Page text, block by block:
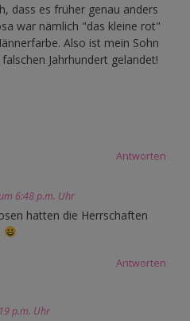
dass es früher genau anders
war nämlich "das kleine rot"
Also ist mein Sohn
Jahrhundert gelandet!
Antworten
6:48 p.m. Uhr
hatten die Herrschaften
Antworten
p.m. Uhr